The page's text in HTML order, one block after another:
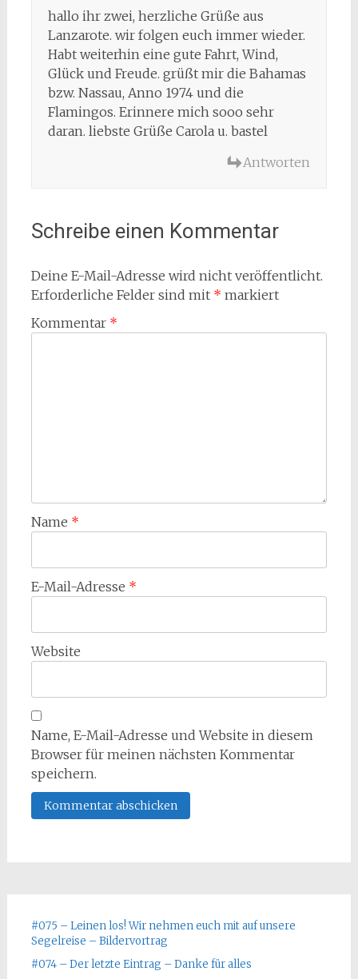
hallo ihr zwei, herzliche Grüße aus
Lanzarote. wir folgen euch immer wieder.
Habt weiterhin eine gute Fahrt, Wind,
Glück und Freude. grüßt mir die Bahamas
bzw. Nassau, Anno 1974 und die
Flamingos. Erinnere mich sooo sehr
daran. liebste Grüße Carola u. bastel
Antworten
Schreibe einen Kommentar
Deine E-Mail-Adresse wird nicht veröffentlicht.
Erforderliche Felder sind mit * markiert
Kommentar *
Name *
E-Mail-Adresse *
Website
Name, E-Mail-Adresse und Website in diesem
Browser für meinen nächsten Kommentar
speichern.
#075 – Leinen los! Wir nehmen euch mit auf unsere
Segelreise – Bildervortrag
#074 – Der letzte Eintrag – Danke für alles